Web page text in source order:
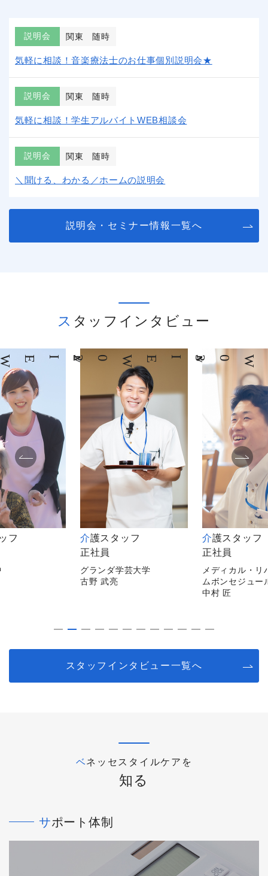
説明会 関東 随時
気軽に相談！音楽療法士のお仕事個別説明会★
説明会 関東 随時
気軽に相談！学生アルバイトWEB相談会
説明会 関東 随時
＼聞ける、わかる／ホームの説明会
説明会・セミナー情報一覧へ
スタッフインタビュー
INTERVIEW INTERVIEW
フ
芸大学
03
介護スタッフ
正社員
メディカル・リハビリホー
ムボンセジュール千葉
04
介護スタッフ
非常勤
メディカルホ
逗子
平山 陽子
スタッフインタビュー一覧へ
ベネッセスタイルケアを
知る
サポート体制